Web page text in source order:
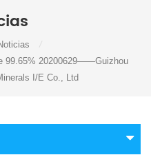
99.65% 20200629——Guizhou
I/E Co., Ltd